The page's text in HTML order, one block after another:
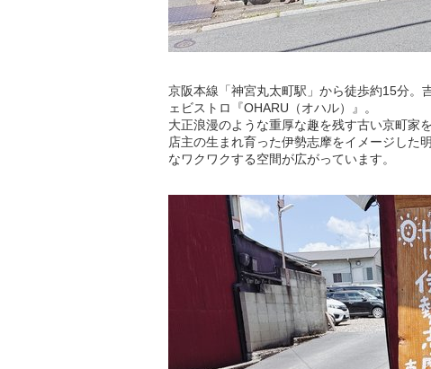
京阪本線「神宮丸太町駅」から徒歩約15分。
ェビストロ『OHARU（オハル）』。
大正浪漫のような重厚な趣を残す古い京町家
店主の生まれ育った伊勢志摩をイメージした
なワクワクする空間が広がっています。